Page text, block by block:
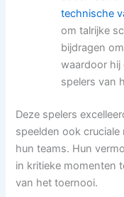
technische
om talrijke
bijdragen
waardoor hij
spelers van
Deze spelers
speelden ook cruciale
hun teams. Hun
in kritieke momenten
van het toernooi.